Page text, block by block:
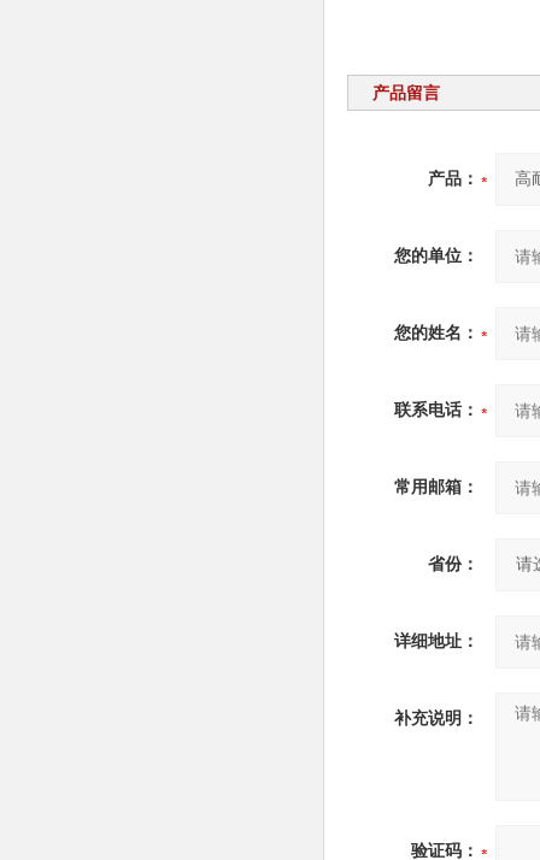
产品留言
产品：
您的单位：
您的姓名：
联系电话：
常用邮箱：
省份：
详细地址：
补充说明：
验证码：